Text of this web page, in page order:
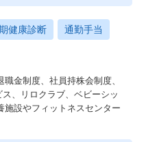
健康診断 通勤手当
金制度、社員持株会制度、
、リロクラブ、ベビーシッ
設やフィットネスセンター